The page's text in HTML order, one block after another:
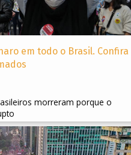
em todo o Brasil. Confira
morreram porque o